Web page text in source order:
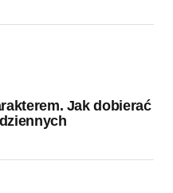
Jak dobierać